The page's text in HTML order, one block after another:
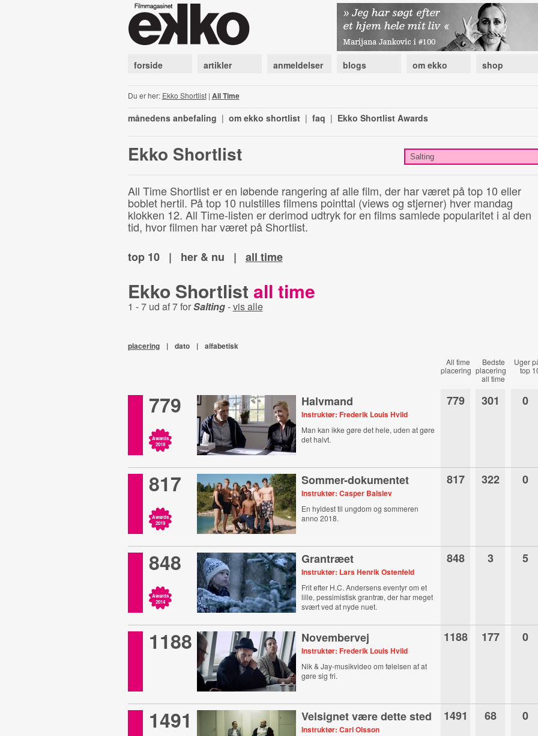
forside artikler anmeldelser blogs om ekko shop
Du er her: Ekko Shortlist| All Time
månedens anbefaling | om ekko shortlist | faq | Ekko Shortlist Awards
Ekko Shortlist
All Time Shortlist er en løbende rangering af alle film, der har været på top 10 eller
boblet hertil. På top 10 nulstilles filmens pointtal (views og stjerner) hver mandag
klokken 12. All Time-listen er derimod udtryk for en films samlede popularitet i al den
tid, hvor filmen har været på Shortlist.
top 10
| her & nu | all time
Ekko Shortlist all time
1 - 7 ud af 7 forSalting-vis alle
placering | dato | alfabetisk
All time
placering
Bedste
placering
all time
Uger
top
779
Awards
2018
Halvmand
Instruktør: Frederik Louis Hviid
Man kan ikke gøre det hele, uden at gøre
det halvt.
779 301 0
817
Awards
2019
Sommer-dokumentet
Instruktør: Casper Balslev
En hyldest til ungdom og sommeren
anno 2018.
817 322 0
848
Awards
2014
Grantræet
Instruktør: Lars Henrik Ostenfeld
Frit efter H.C. Andersens eventyr om et
lille, pessimistisk grantræ, der har meget
svært ved at nyde nuet.
848 3 5
1188 Novembervej
Instruktør: Frederik Louis Hviid
Nik & Jay-musikvideo om følelsen af at
gøre sig fri.
1188 177 0
1491 Velsignet være dette sted
Instruktør: Carl Olsson
1491 68 0